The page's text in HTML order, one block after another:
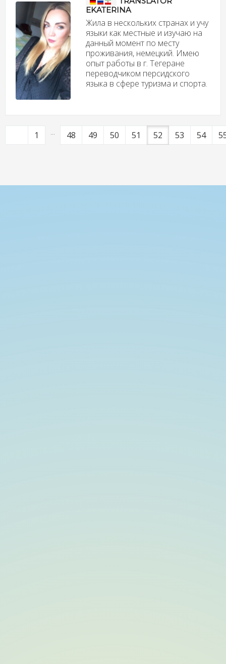
EKATERINA
Жила в нескольких странах и учу
языки как местные и изучаю на
данный момент по месту
проживания, немецкий. Имею
опыт работы в г. Тегеране
переводчиком персидского
языка в сфере туризма и спорта.
1 ... 48 49 50 51 52 53 54